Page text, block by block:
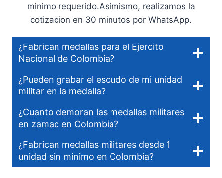
minimo requerido.Asimismo, realizamos la
cotizacion en 30 minutos por WhatsApp.
¿Fabrican medallas para el Ejercito
Nacional de Colombia?
¿Pueden grabar el escudo de mi unidad
militar en la medalla?
¿Cuanto demoran las medallas militares
en zamac en Colombia?
¿Fabrican medallas militares desde 1
unidad sin minimo en Colombia?